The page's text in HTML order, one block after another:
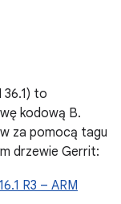
36.1) to
kodową B.
za pomocą tagu
drzewie Gerrit:
R3 – ARM